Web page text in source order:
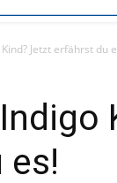
Jetzt erfährst du